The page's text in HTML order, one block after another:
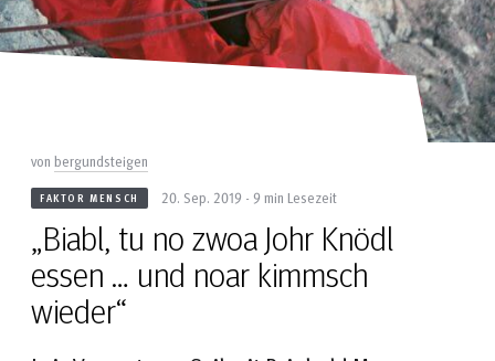
vonbergundsteigen
FAKTOR MENSCH 20. Sep. 2019 - 9 min Lesezeit
„Biabl, tu no zwoa Johr Knödl
essen … und noar kimmsch
wieder“